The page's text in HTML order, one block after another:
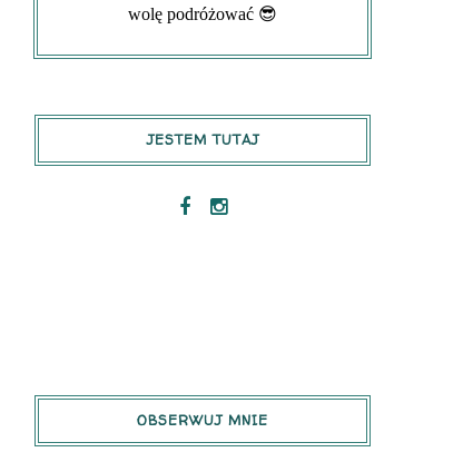
wolę podróżować 😎
JESTEM TUTAJ
OBSERWUJ MNIE